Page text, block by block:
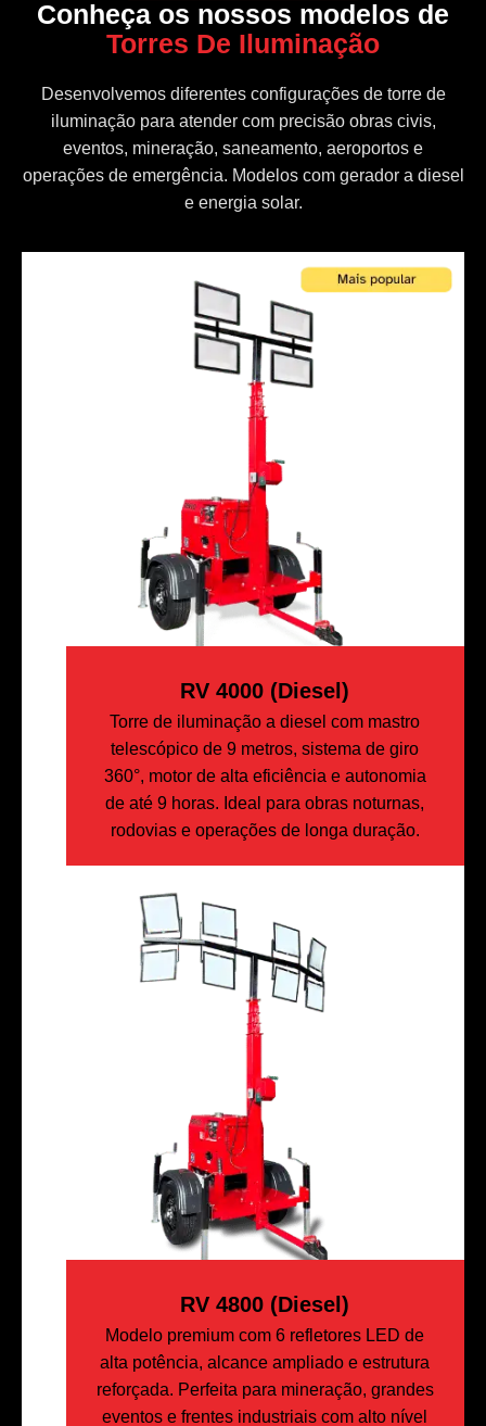
Conheça os nossos modelos de
Torres De Iluminação
Desenvolvemos diferentes configurações de torre de
iluminação para atender com precisão obras civis,
eventos, mineração, saneamento, aeroportos e
operações de emergência. Modelos com gerador a diesel
e energia solar.
RV 4000 (diesel)
Torre de iluminação a diesel com mastro
telescópico de 9 metros, sistema de giro
360°, motor de alta eficiência e autonomia
de até 9 horas. Ideal para obras noturnas,
rodovias e operações de longa duração.
RV 4800 (Diesel)
Modelo premium com 6 refletores LED de
alta potência, alcance ampliado e estrutura
reforçada. Perfeita para mineração, grandes
eventos e frentes industriais com alto nível